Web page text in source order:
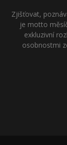
Zjišťovat,
je motto
exkluzivní
osobnostmi